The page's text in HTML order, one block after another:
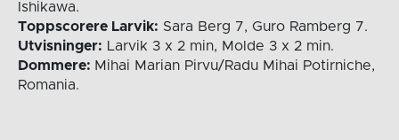
Ishikawa.
Toppscorere Larvik: Sara Berg 7, Guro Ramberg 7.
Utvisninger: Larvik 3 x 2 min, Molde 3 x 2 min.
Dommere: Mihai Marian Pirvu/Radu Mihai Potirniche,
Romania.